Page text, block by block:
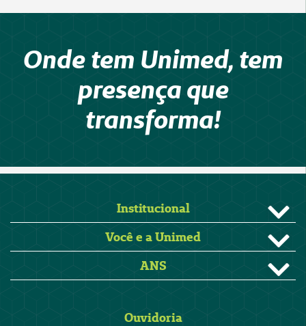
Onde tem Unimed, tem
presença que
transforma!
Institucional
Você e a Unimed
ANS
Ouvidoria